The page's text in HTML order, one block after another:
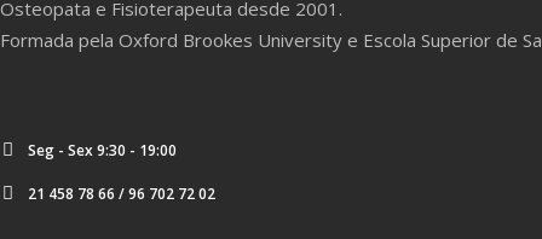
Osteopata e Fisioterapeuta desde 2001.
Formada pela Oxford Brookes University e Escola Superior de
Seg - Sex 9:30 - 19:00
21 458 78 66 / 96 702 72 02